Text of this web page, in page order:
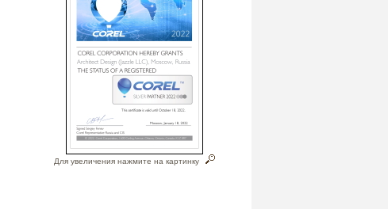
Для увеличения нажмите на картинку